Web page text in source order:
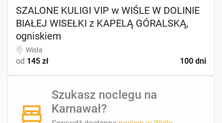
SZALONE KULIGI VIP w WIŚLE W DOLINIE
BIAŁEJ WISEŁKI z KAPELĄ GÓRALSKĄ,
ogniskiem
Wisła
od 145 zł 100 dni
Szukasz noclegu na
Karnawał?